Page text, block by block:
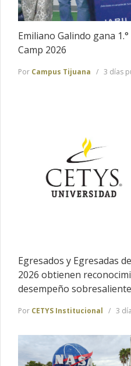
Emiliano Galindo gana
Camp 2026
Por Campus Tijuana 3 días
Egresados y Egresadas
2026 obtienen
desempeño sobresaliente
Por CETYS Institucional 3